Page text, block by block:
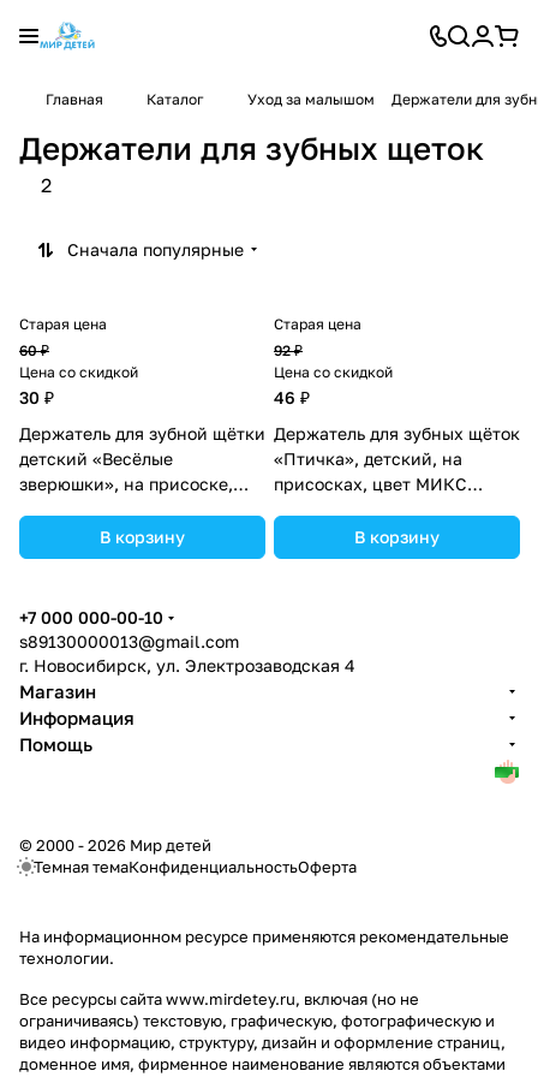
Главная Каталог Уход за малышом Держатели для
Держатели для зубных щеток
2
Сначала популярные
Старая цена
60 ₽
Цена со скидкой
30 ₽
Держатель для зубной щётки
детский «Весёлые
зверюшки», на присоске,
В корзину
Старая цена
92 ₽
Цена со скидкой
46 ₽
Держатель для зубных щёток
«Птичка», детский, на
присосках, цвет МИКС
В корзину
+7 000 000-00-10
s89130000013@gmail.com
г. Новосибирск, ул. Электрозаводская 4
Магазин
Информация
Помощь
© 2000 - 2026 Мир детей
Темная темаКонфиденциальностьОферта
На информационном ресурсе применяются рекомендательные
технологии.
Все ресурсы сайта www.mirdetey.ru, включая (но не
ограничиваясь) текстовую, графическую, фотографическую и
видео информацию, структуру, дизайн и оформление страниц,
доменное имя, фирменное наименование являются объектами